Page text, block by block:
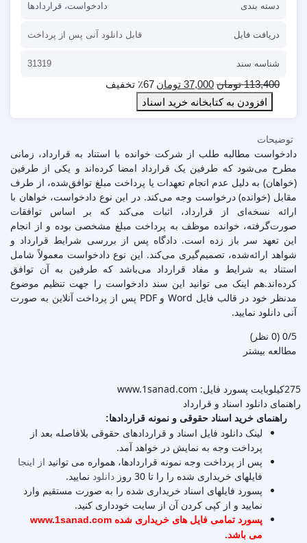
دسته بندی دادخواست، قراردادها
دریافت فایل قابل دانلود آنی پس از پرداخت
شناسه سند 31319
113,400 تومان 37,000 تومان ٪67 تخفیف
افزودن به کتابخانه خرید اسناد
توضیحات
دادخواست مطالبه طلب از شرکت خوانده با استناد به قرارداد، زمانی
مطرح می‌شود که طرفین یک قرارداد امضا کرده‌اند و یکی از طرفین
(خواهان) به دلیل عدم انجام تعهدات یا پرداخت مبلغ توافق‌شده، از طرف
مقابل (خوانده) درخواست وجه می‌کند. در این نوع دادخواست، خواهان با
ارائه نسخه‌ای از قرارداد، اثبات می‌کند که بر اساس توافقات
صورت‌گرفته، خوانده موظف به پرداخت مبلغ مشخصی بوده و از انجام
این تعهد سر باز زده است. دادگاه پس از بررسی شرایط قرارداد و
شواهد ارائه‌شده، تصمیم‌گیری می‌کند. این نوع دادخواست معمولاً شامل
استناد به شرایط و مفاد قرارداد می‌باشد که طرفین به آن توافق
کرده‌اند.هم اینک می توانید این سند دادخواست را جهت تنظیم موضوع
مدنظر خود در قالب فایل Word و PDF پس از پرداخت آنلاین به صورت
آنی دانلود نمایید.
‫0/5 ‫(0 نظر)
مطالعه بیشتر
275کیلوبایت
پسورد فایل: www.1sanad.com
راهنمای دانلود اسناد و قرارداد
راهنمای خرید اسناد حقوقی و نمونه قراردادها:
لینک دانلود فایل اسناد و قراردادهای حقوقی بلافاصله بعد از
پرداخت وجه به نمایش در خواهد آمد.
پس از پرداخت وجه نمونه قراردادها، همواره می توانید از اینجا
فایلهای خریداری شده را را تا 30 روز
دانلود نمایید.
پسورد فایلهای اسناد خریداری شده را به صورت مستقیم وارد
نمایید و از کپی کردن آن از سایت خودداری کنید.
پسورد تمامی فایل های خریداری شده www.1sanad.com
می باشد.